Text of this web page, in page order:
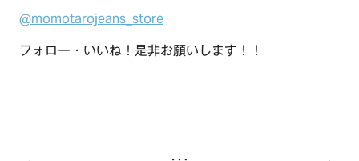
@momotarojeans_store
フォロー・いいね！是非お願いします！！